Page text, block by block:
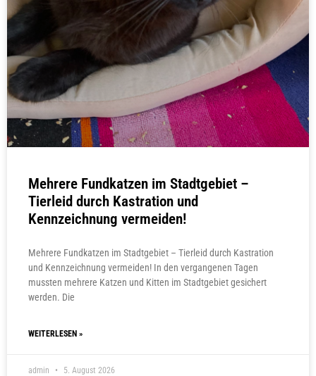
Mehrere Fundkatzen im Stadtgebiet –
Tierleid durch Kastration und
Kennzeichnung vermeiden!
Mehrere Fundkatzen im Stadtgebiet – Tierleid durch Kastration
und Kennzeichnung vermeiden! In den vergangenen Tagen
mussten mehrere Katzen und Kitten im Stadtgebiet gesichert
werden. Die
WEITERLESEN »
admin 5. August 2026